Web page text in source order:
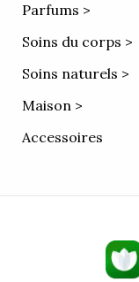
Parfums >
Soins du corps >
Soins naturels >
Maison >
Accessoires